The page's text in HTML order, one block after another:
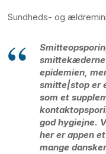
Sundheds- og
smittekæderne
epidemien,
smitte|stop er
som et
god hygiejne.
her er appen
mange